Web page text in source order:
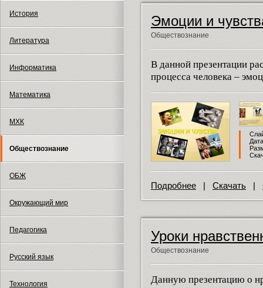
История
Литература
Информатика
Математика
МХК
Обществознание
ОБЖ
Окружающий мир
Педагогика
Русский язык
Технология
Эмоции и
Обществознание
В данной презентации
процесса человека –
Подробнее | Скачать |
Уроки
Обществознание
Данную презентацию о